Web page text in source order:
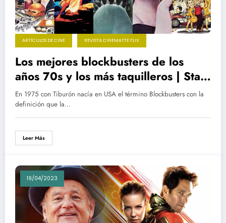
ARTÍCULOS DE CINE REVISTA CINEMATTE FLIX
Los mejores blockbusters de los
años 70s y los más taquilleros | Star
Wars, Tiburón, El Exorcista, Grease,
El Golpe, El Padrino, Superman…
En 1975 con Tiburón nacía en USA el término Blockbusters con la
definición que la…
Leer Más
19/04/2023